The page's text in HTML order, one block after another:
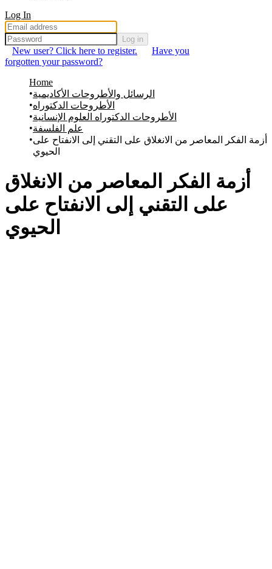
Log In
Log in
New user? Click here to register.
Have you
forgotten your password?
Home
الرسائل والأطروحات الأكاديمية
الأطروحات الدكتوراه
الأطروحات الدكتوراه العلوم الإنسانية
علم الفلسفة
أزمة الفكر المعاصر من الانغلاق على التقني إلى الانفتاح على
الحيوي
أزمة الفكر المعاصر من الانغلاق
على التقني إلى الانفتاح على
الحيوي